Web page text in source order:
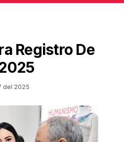
Registro De
del 2025